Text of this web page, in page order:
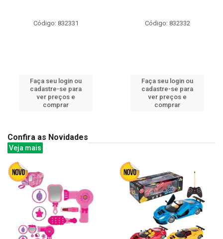
Código: 832331
Faça seu login ou
cadastre-se para
ver preços e
comprar
Código: 832332
Faça seu login ou
cadastre-se para
ver preços e
comprar
Confira as Novidades
Veja mais